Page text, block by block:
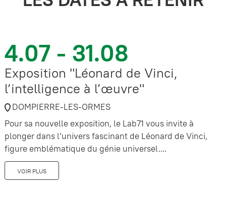
4.07 - 31.08
Exposition "Léonard de Vinci,
l’intelligence à l’œuvre"
DOMPIERRE-LES-ORMES
Pour sa nouvelle exposition, le Lab71 vous invite à
plonger dans l’univers fascinant de Léonard de Vinci,
figure emblématique du génie universel....
VOIR PLUS